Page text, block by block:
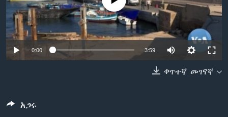
ቋንቋዎች
0:00 3:59
ቀጥተኛ መገናኛ
አጋሩ